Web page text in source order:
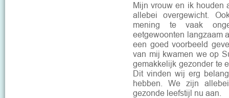
Mijn vrouw en ik houden
allebei overgewicht.
mening te vaak
eetgewoonten langzaam
een goed voorbeeld
van mij kwamen we op
gemakkelijk gezonder te
Dit vinden wij erg
hebben. We zijn
gezonde leefstijl nu aan.